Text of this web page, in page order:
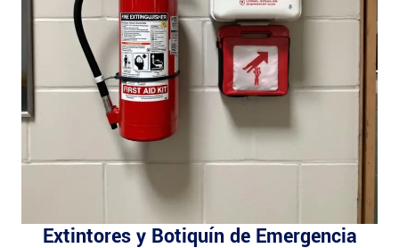
Extintores y Botiquín de Emergencia